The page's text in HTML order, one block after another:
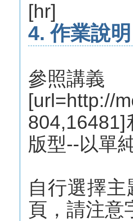
[hr]
4. 作業說明
參照講義
[url=http://
版型--以單
自行選擇
頁，請注意